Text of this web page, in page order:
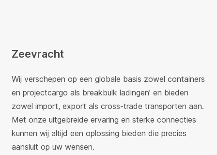
Zeevracht
Wij verschepen op een globale basis zowel containers
en projectcargo als breakbulk ladingen’ en bieden
zowel import, export als cross-trade transporten aan.
Met onze uitgebreide ervaring en sterke connecties
kunnen wij altijd een oplossing bieden die precies
aansluit op uw wensen.